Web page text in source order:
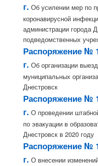
г. Об усилении мер по
коронавирусной
администрации города
подведомственных
Распоряжение №
г. Об организации
муниципальных
Днестровск
Распоряжение №
г. О проведении
по эвакуации в
Днестровск в 2020 году
Распоряжение №
г. О внесении